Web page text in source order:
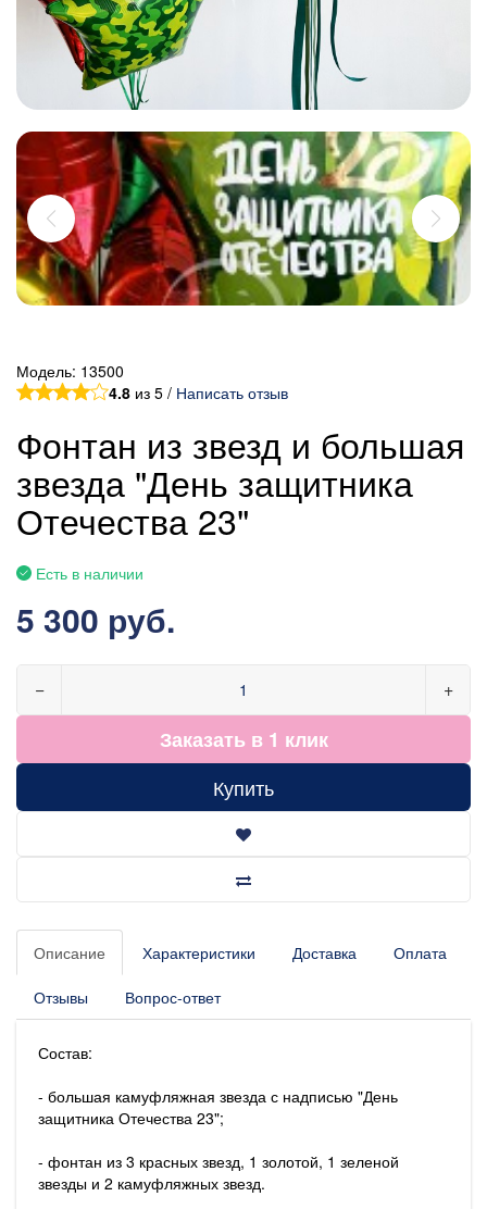
Модель: 13500
4.8 из 5 / Написать отзыв
Фонтан из звезд и большая
звезда "День защитника
Отечества 23"
Есть в наличии
5 300 руб.
− +
Заказать в 1 клик
Купить
Описание Характеристики Доставка Оплата
Отзывы Вопрос-ответ
Состав:
- большая камуфляжная звезда с надписью "День
защитника Отечества 23";
- фонтан из 3 красных звезд, 1 золотой, 1 зеленой
звезды и 2 камуфляжных звезд.